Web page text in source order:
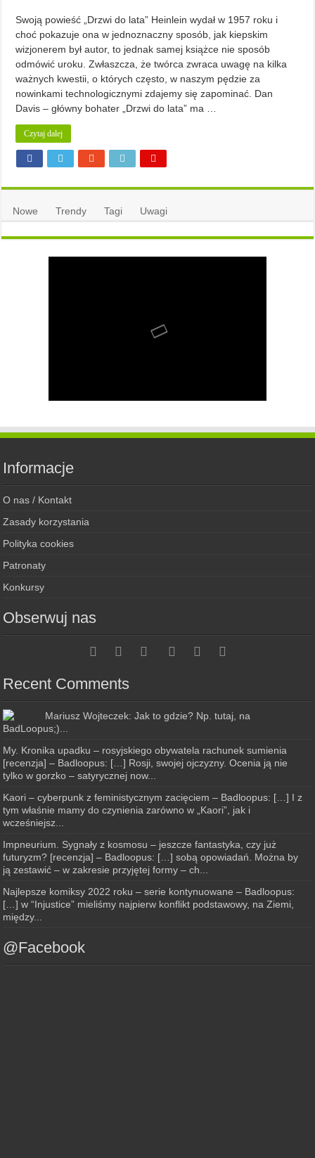
Swoją powieść „Drzwi do lata” Heinlein wydał w 1957 roku i
choć pokazuje ona w jednoznaczny sposób, jak kiepskim
wizjonerem był autor, to jednak samej książce nie sposób
odmówić uroku. Zwłaszcza, że twórca zwraca uwagę na kilka
ważnych kwestii, o których często, w naszym pędzie za
nowinkami technologicznymi zdajemy się zapominać. Dan
Davis – główny bohater „Drzwi do lata” ma …
Czytaj dalej
Nowe Trendy Tagi Uwagi
Informacje
O nas / Kontakt
Zasady korzystania
Polityka cookies
Patronaty
Konkursy
Obserwuj nas
Recent Comments
Mariusz Wojteczek: Jak to gdzie? Np. tutaj, na
BadLoopus;)...
My. Kronika upadku – rosyjskiego obywatela rachunek sumienia
[recenzja] – Badloopus: […] Rosji, swojej ojczyzny. Ocenia ją nie
tylko w gorzko – satyrycznej now...
Kaori – cyberpunk z feministycznym zacięciem – Badloopus: […] I z
tym właśnie mamy do czynienia zarówno w „Kaori”, jak i
wcześniejsz...
Impneurium. Sygnały z kosmosu – jeszcze fantastyka, czy już
futuryzm? [recenzja] – Badloopus: […] sobą opowiadań. Można by
ją zestawić – w zakresie przyjętej formy – ch...
Najlepsze komiksy 2022 roku – serie kontynuowane – Badloopus:
[…] w “Injustice” mieliśmy najpierw konflikt podstawowy, na Ziemi,
między...
@Facebook